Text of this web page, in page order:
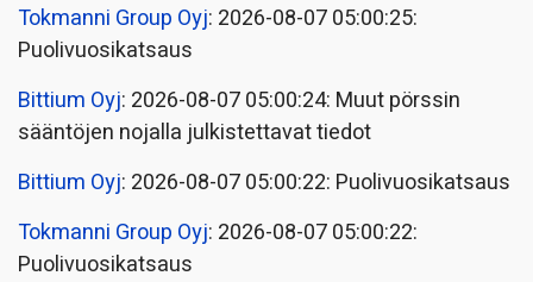
Tokmanni Group Oyj: 2026-08-07 05:00:25:
Puolivuosikatsaus
Bittium Oyj: 2026-08-07 05:00:24: Muut pörssin
sääntöjen nojalla julkistettavat tiedot
Bittium Oyj: 2026-08-07 05:00:22: Puolivuosikatsaus
Tokmanni Group Oyj: 2026-08-07 05:00:22:
Puolivuosikatsaus